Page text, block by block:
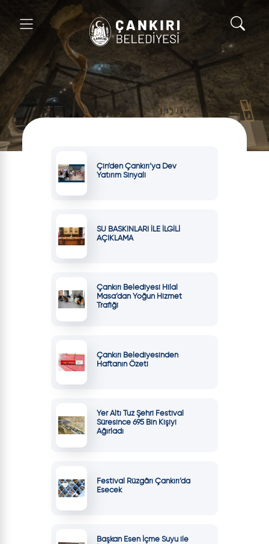
Çin’den Çankırı’ya Dev
Yatırım Sinyali
SU BASKINLARI İLE İLGİLİ
AÇIKLAMA
Çankırı Belediyesi Hilal
Masa’dan Yoğun Hizmet
Trafiği
Çankırı Belediyesinden
Haftanın Özeti
Yer Altı Tuz Şehri Festival
Süresince 695 Bin Kişiyi
Ağırladı
Festival Rüzgârı Çankırı’da
Esecek
Başkan Esen İçme Suyu ile